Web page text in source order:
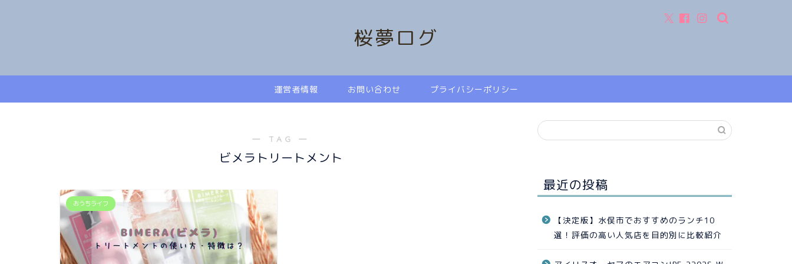
桜夢ログ
運営者情報 お問い合わせ プライバシーポリシー
― TAG ―
ビメラトリートメント
おうちライフ
最近の投稿
【決定版】水俣市でおすすめのランチ10
選！評価の高い人気店を目的別に比較紹介